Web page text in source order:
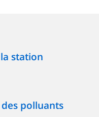
station
polluants